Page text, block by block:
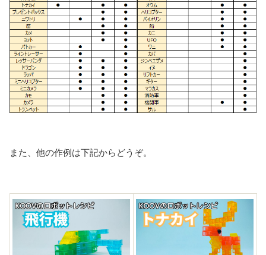
また、他の作例は下記からどうぞ。